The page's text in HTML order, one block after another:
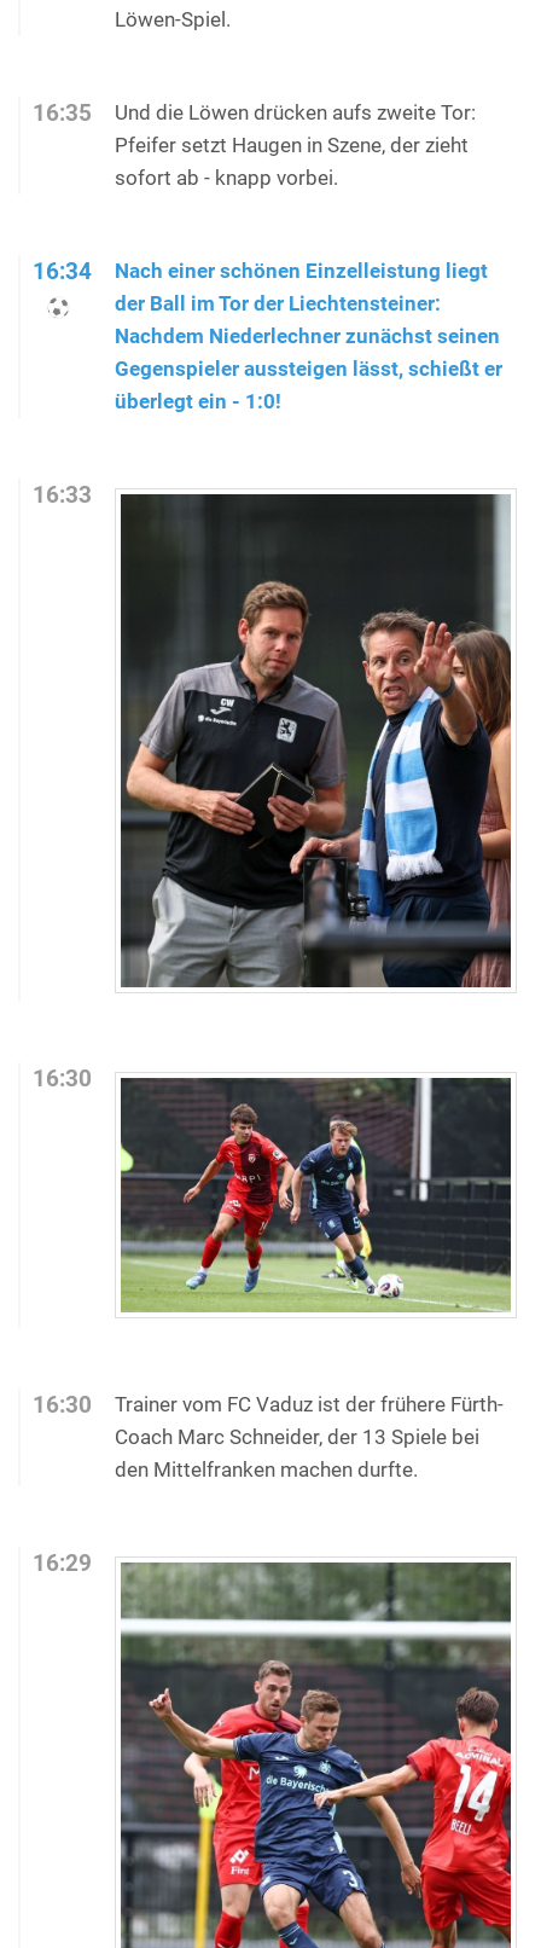
Löwen-Spiel.
16:35
Und die Löwen drücken aufs zweite Tor:
Pfeifer setzt Haugen in Szene, der zieht
sofort ab - knapp vorbei.
16:34
Nach einer schönen Einzelleistung liegt
der Ball im Tor der Liechtensteiner:
Nachdem Niederlechner zunächst seinen
Gegenspieler aussteigen lässt, schießt er
überlegt ein - 1:0!
16:33
16:30
16:30
Trainer vom FC Vaduz ist der frühere Fürth-
Coach Marc Schneider, der 13 Spiele bei
den Mittelfranken machen durfte.
16:29